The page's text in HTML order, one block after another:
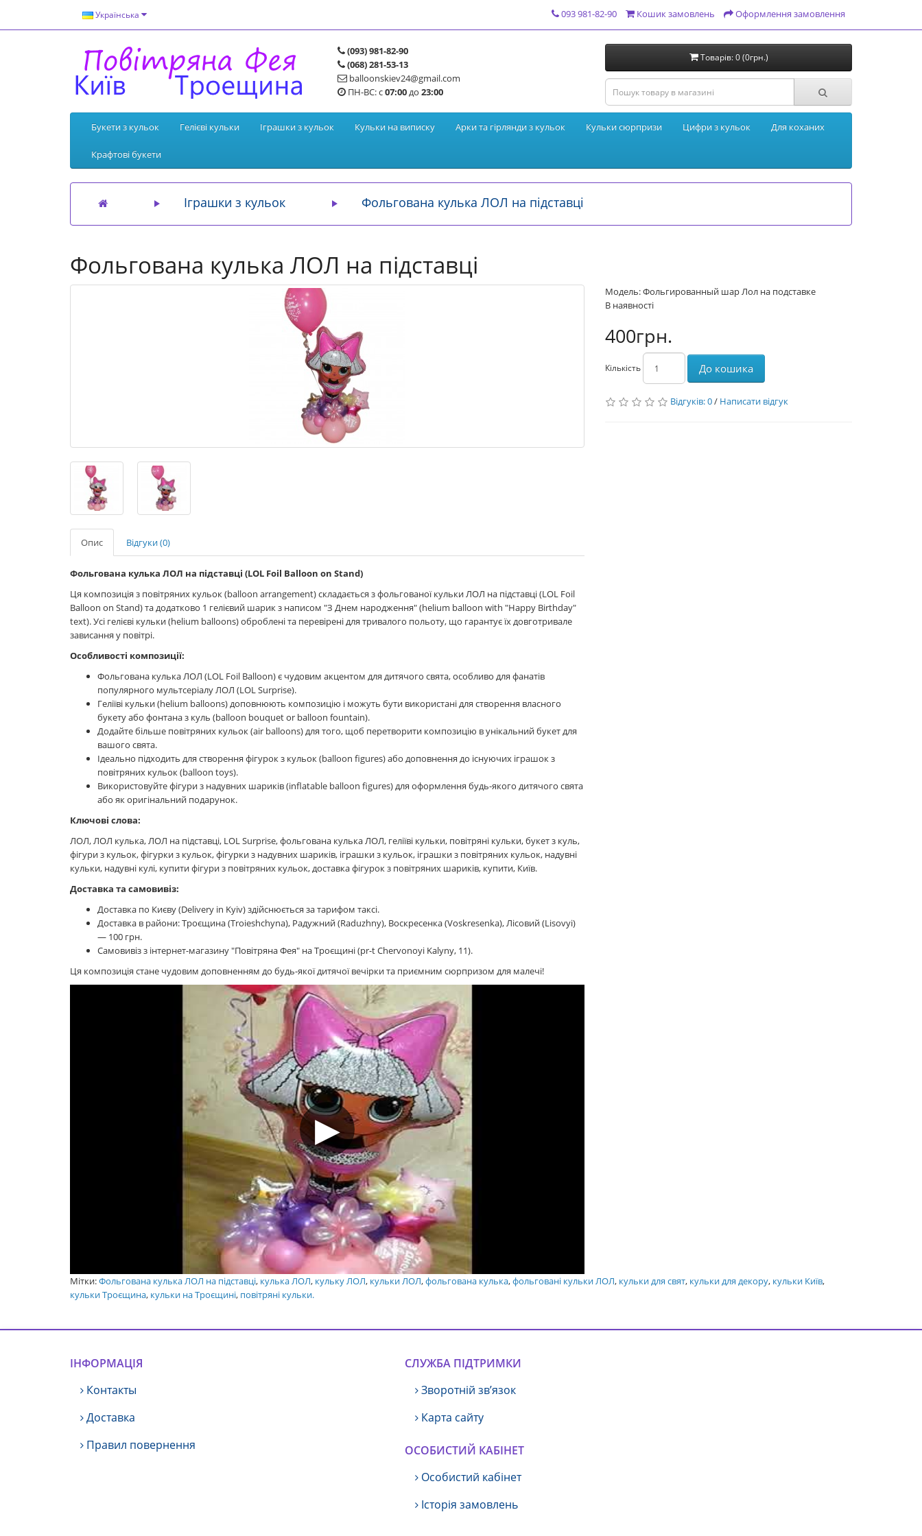
Українська 093 981-82-90 Кошик замовлень Оформлення замовлення
(093) 981-82-90
(068) 281-53-13
balloonskiev24@gmail.com
ПН-ВС: с07:00до 23:00
Товарів: 0 (0грн.)
Букети з кульок Гелієві кульки Іграшки з кульок Кульки на виписку Арки та гірлянди з кульок Кульки сюрпризи Цифри з кульок Для коханих
Крафтові букети
Іграшки з кульок Фольгована кулька ЛОЛ на підставці
Фольгована кулька ЛОЛ на підставці
Опис Відгуки (0)
Фольгована кулька ЛОЛ на підставці (LOL Foil Balloon on Stand)
Ця композиція з повітряних кульок (balloon arrangement) складається з фольгованої кульки ЛОЛ на підставці (LOL Foil
Balloon on Stand) та додатково 1 гелієвий шарик з написом "З Днем народження" (helium balloon with "Happy Birthday"
text). Усі гелієві кульки (helium balloons) оброблені та перевірені для тривалого польоту, що гарантує їх довготривале
зависання у повітрі.
Особливості композиції:
Фольгована кулька ЛОЛ (LOL Foil Balloon) є чудовим акцентом для дитячого свята, особливо для фанатів
популярного мультсеріалу ЛОЛ (LOL Surprise).
Геліїві кульки (helium balloons) доповнюють композицію і можуть бути використані для створення власного
букету або фонтана з куль (balloon bouquet or balloon fountain).
Додайте більше повітряних кульок (air balloons) для того, щоб перетворити композицію в унікальний букет для
вашого свята.
Ідеально підходить для створення фігурок з кульок (balloon figures) або доповнення до існуючих іграшок з
повітряних кульок (balloon toys).
Використовуйте фігури з надувних шариків (inflatable balloon figures) для оформлення будь-якого дитячого свята
або як оригінальний подарунок.
Ключові слова:
ЛОЛ, ЛОЛ кулька, ЛОЛ на підставці, LOL Surprise, фольгована кулька ЛОЛ, геліїві кульки, повітряні кульки, букет з куль,
фігури з кульок, фігурки з кульок, фігурки з надувних шариків, іграшки з кульок, іграшки з повітряних кульок, надувні
кульки, надувні кулі, купити фігури з повітряних кульок, доставка фігурок з повітряних шариків, купити, Київ.
Доставка та самовивіз:
Доставка по Києву (Delivery in Kyiv) здійснюється за тарифом таксі.
Доставка в райони: Троєщина (Troieshchyna), Радужний (Raduzhny), Воскресенка (Voskresenka), Лісовий (Lisovyi)
— 100 грн.
Самовивіз з інтернет-магазину "Повітряна Фея" на Троєщині (pr-t Chervonoyi Kalyny, 11).
Ця композиція стане чудовим доповненням до будь-якої дитячої вечірки та приємним сюрпризом для малечі!
Модель: Фольгированный шар Лол на подставке
В наявності
400грн.
Кількість До кошика
Відгуків: 0/ Написати відгук
Мітки:Фольгована кулька ЛОЛ на підставці, кулька ЛОЛ, кульку ЛОЛ, кульки ЛОЛ,фольгована кулька,фольговані кульки ЛОЛ, кульки для свят, кульки для декору, кульки Київ,
кульки Троєщина, кульки на Троєщині, повітряні кульки.
ІНФОРМАЦІЯ
Контакты
Доставка
Правил повернення
СЛУЖБА ПІДТРИМКИ
Зворотній зв’язок
Карта сайту
ОСОБИСТИЙ КАБІНЕТ
Особистий кабінет
Історія замовлень